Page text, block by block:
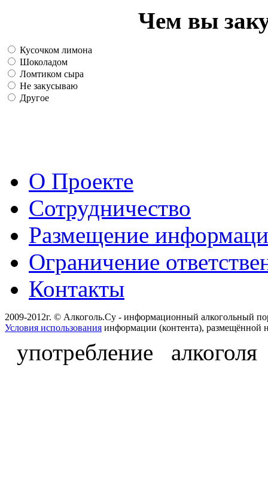
Чем вы
Кусочком лимона
Шоколадом
Ломтиком сыра
Не закусываю
Другое
О Проекте
Сотрудничество
Размещение
Ограничение
Контакты
2009-2012г. © Алкоголь.Су - информационный алкогольный
Условия использования информации (контента), размещённой
употребление